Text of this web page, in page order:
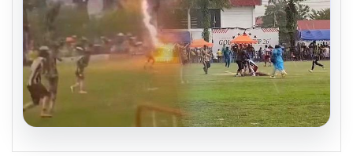
04.08.2026